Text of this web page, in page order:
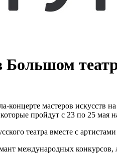
мастеров искусств
пройдут с 23 по 25 мая
театра вместе с
международных